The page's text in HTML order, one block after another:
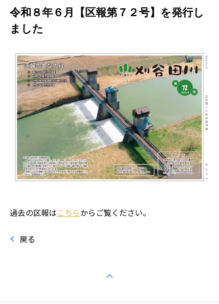
令和８年６月【区報第７２号】を発行し
ました
過去の区報はこちらからご覧ください。
戻る